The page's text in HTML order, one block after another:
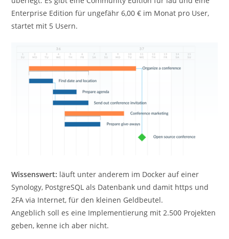
Enterprise Edition für ungefähr 6,00 € im Monat pro User,
startet mit 5 Usern.
Wissenswert: läuft unter anderem im Docker auf einer
Synology, PostgreSQL als Datenbank und damit https und
2FA via Internet, für den kleinen Geldbeutel.
Angeblich soll es eine Implementierung mit 2.500 Projekten
geben, kenne ich aber nicht.